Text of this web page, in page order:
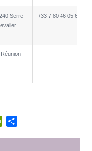
Serre-
+33 7 80 46 05 69
Réunion
PrintFriendly